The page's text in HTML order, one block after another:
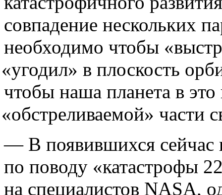
совпадение нескольких
необходимо чтобы «
«угодил» в плоскость
чтобы наша планета в
«обстреливаемой» части
— В появившихся сейчас
по поводу «катастрофы
на специалистов NASA,